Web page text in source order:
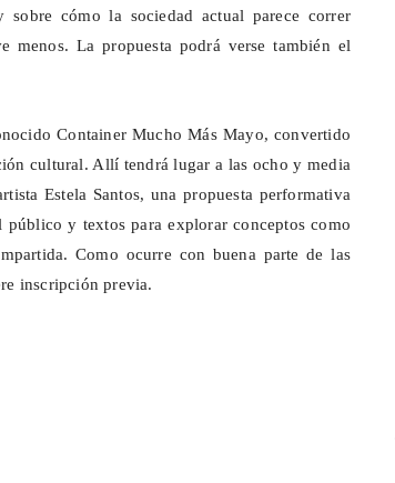
cómo la sociedad actual parece correr
menos. La propuesta podrá verse también el
Container Mucho Más Mayo, convertido
cultural. Allí tendrá lugar a las ocho y media
Estela Santos, una propuesta performativa
y textos para explorar conceptos como
Como ocurre con buena parte de las
inscripción previa.